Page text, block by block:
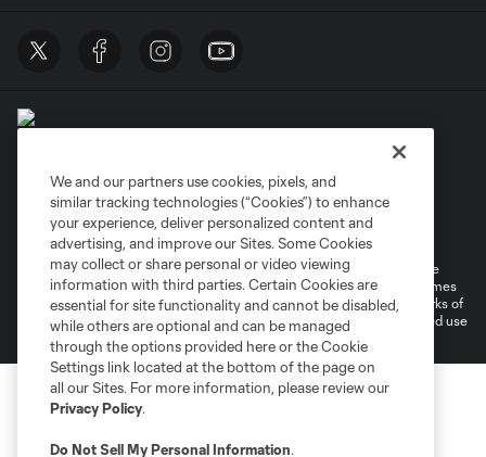
Privacy Policy
Do Not Sell or Share My Personal Information
Cookies Settings
©2026 MLS. The Major League Soccer and MLS name and shield are
registered trademarks of Major League Soccer, L.L.C. (“MLS”). The names
and logos of MLS teams are registered and/or common law trademarks of
MLS or are used with the permission of their owners. Any unauthorized use
is forbidden.
We and our partners use cookies, pixels, and
similar tracking technologies (“Cookies”) to enhance
your experience, deliver personalized content and
advertising, and improve our Sites. Some Cookies
may collect or share personal or video viewing
information with third parties. Certain Cookies are
essential for site functionality and cannot be disabled,
while others are optional and can be managed
through the options provided here or the Cookie
Settings link located at the bottom of the page on
all our Sites. For more information, please review our
Privacy Policy.
Do Not Sell My Personal Information.